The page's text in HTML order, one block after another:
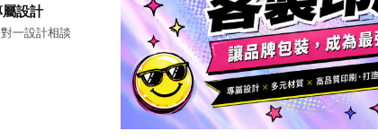
設計
一設計相談